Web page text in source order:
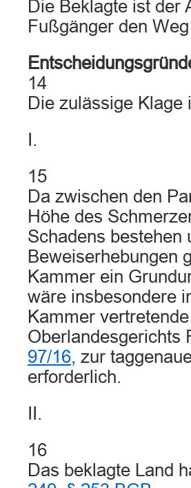
Die Beklagte ist der
Fußgänger den
14
Die zulässige Klage
I.
15
Da zwischen den
Höhe des
Schadens bestehen
Beweiserhebungen
Kammer ein
wäre insbesondere
Kammer
Oberlandesgerichts
97/16, zur
erforderlich.
II.
16
Das beklagte Land